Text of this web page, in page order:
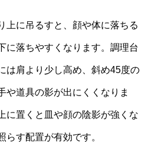
上に吊るすと、顔や体に落ちる
に落ちやすくなります。調理台
は肩より少し高め、斜め45度の
や道具の影が出にくくなりま
に置くと皿や顔の陰影が強くな
らす配置が有効です。